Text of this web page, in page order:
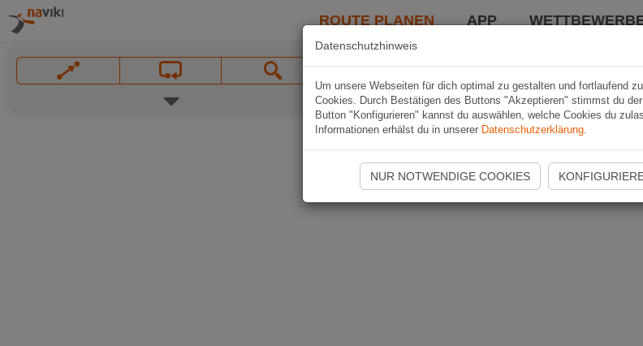
ROUTE PLANEN APP
Datenschutzhinweis
Um unsere Webseiten für dich optimal zu gestalten und fortlaufend
Cookies. Durch Bestätigen des Buttons "Akzeptieren" stimmst du
Button "Konfigurieren" kannst du auswählen, welche Cookies du
Informationen erhälst du in unserer Datenschutzerklärung.
NUR NOTWENDIGE COOKIES